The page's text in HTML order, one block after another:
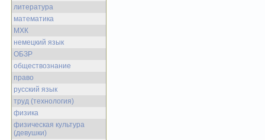
литература
математика
МХК
немецкий язык
ОБЗР
обществознание
право
русский язык
труд (технология)
физика
физическая культура
(девушки)